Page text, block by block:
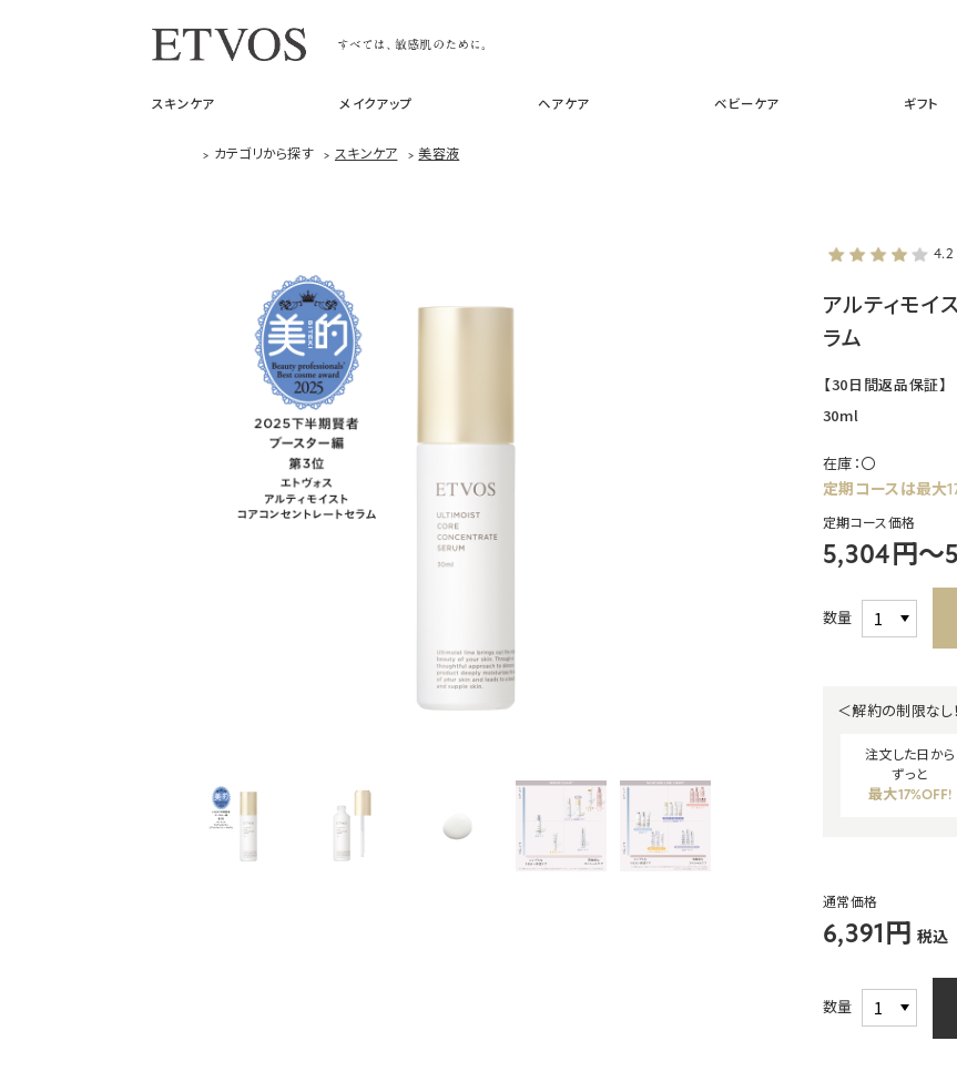
スキンケア メイクアップ ヘアケア ベビーケア ギフト
> カテゴリから探す > スキンケア >美容液
4.2
アルティモイ
ラム
【30日間返品保証】
30ml
在庫：〇
定期コース価格
5,304円～
定期コースは最大
数量
＜解約の制限なし
注文した日から
ずっと
最大17%OFF!
通常価格
6,391円 税込
数量